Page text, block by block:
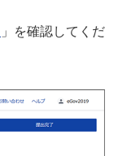
」を確認してくだ